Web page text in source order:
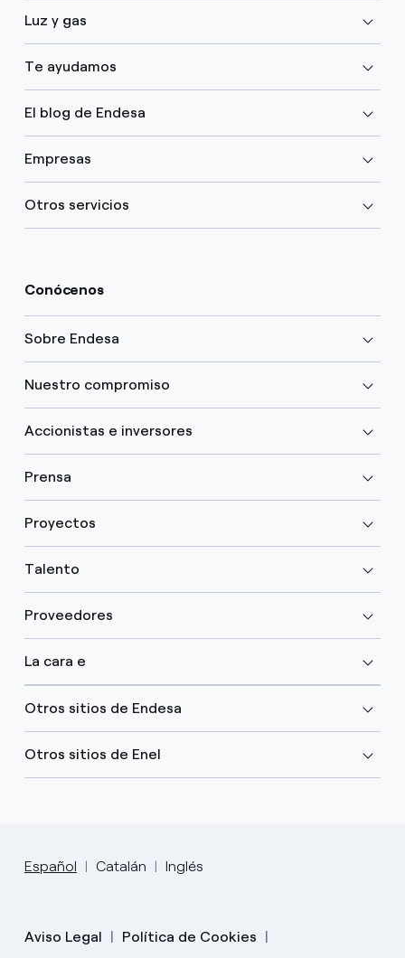
Luz y gas
Te ayudamos
El blog de Endesa
Empresas
Otros servicios
Conócenos
Sobre Endesa
Nuestro compromiso
Accionistas e inversores
Prensa
Proyectos
Talento
Proveedores
La cara e
Otros sitios de Endesa
Otros sitios de Enel
Español Catalán Inglés
Aviso Legal
Política de Cookies